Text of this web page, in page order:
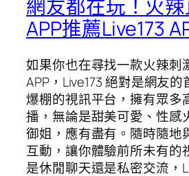
網友都在玩！火
APP推薦Live173
如果你也在尋找一款火辣刺
APP，Live173 絕對是網友
爆棚的視訊平台，擁有眾多
播，無論是甜美可愛、性感
御姐，應有盡有。隨時隨地
互動，讓你體驗前所未有的
是休閒聊天還是私密交流，